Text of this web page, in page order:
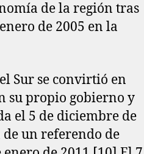
de la región tras
de 2005 en la
Sur se convirtió en
su propio gobierno y
el 5 de diciembre de
un referendo de